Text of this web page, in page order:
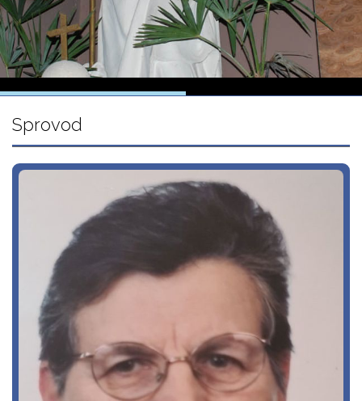
Sprovod